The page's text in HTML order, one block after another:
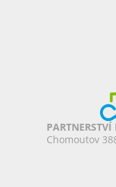
Chomoutov